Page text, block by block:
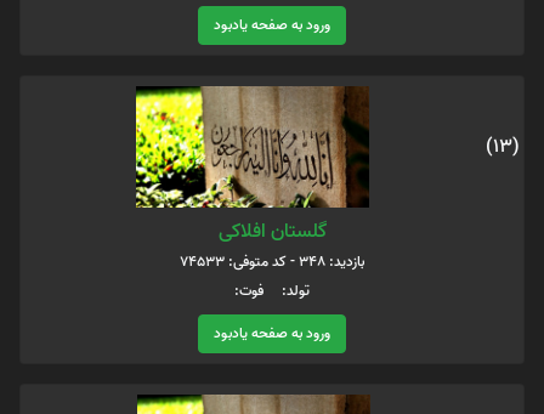
ورود به صفحه یادبود
(13)
گلستان افلاکی
بازدید: 348 - کد متوفی: 74533
تولد: فوت:
ورود به صفحه یادبود